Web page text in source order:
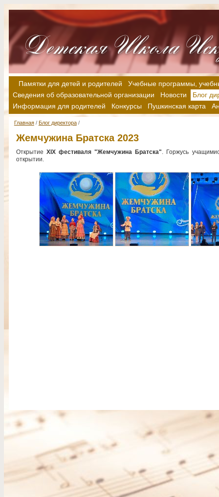
Памятки для детей и родителей
Учебные программы,
Сведения об образовательной организации
Новости
Блог
Информация для родителей
Конкурсы Пушкинская карта
Главная/ Блог директора/
Жемчужина Братска 2023
Открытие XIX фестиваля "Жемчужина Братска". Горжусь
открытии.